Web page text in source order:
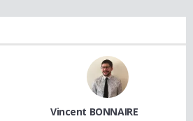
Vincent BONNAIRE